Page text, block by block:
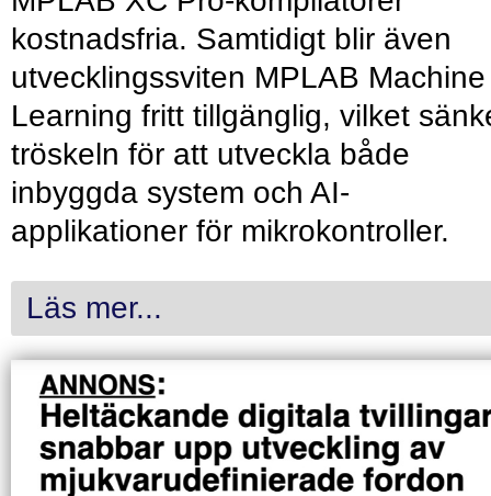
kostnadsfria. Samtidigt blir även
utvecklingssviten MPLAB Machine
Learning fritt tillgänglig, vilket
tröskeln för att utveckla både
inbyggda system och AI-
applikationer för mikrokontroller.
Läs mer...